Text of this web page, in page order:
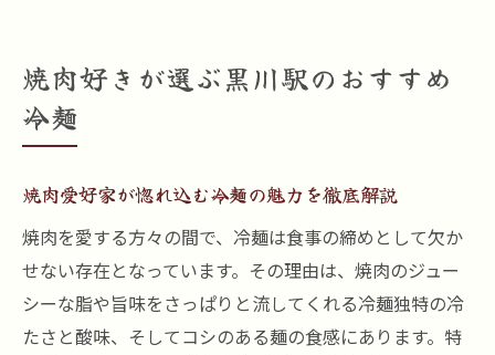
焼肉好きが選ぶ黒川駅のおすすめ
冷麺
焼肉愛好家が惚れ込む冷麺の魅力を徹底解説
焼肉を愛する方々の間で、冷麺は食事の締めとして欠か
せない存在となっています。その理由は、焼肉のジュー
シーな脂や旨味をさっぱりと流してくれる冷麺独特の冷
たさと酸味、そしてコシのある麺の食感にあります。特